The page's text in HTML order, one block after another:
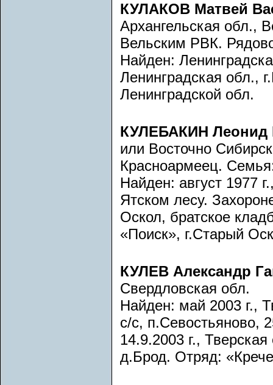
КУЛАКОВ Матвей
Архангельская обл.,
Вельским РВК.
Найден:
Ленинградская обл.,
Ленинградской обл.
КУЛЕБАКИН Леонид
или Восточно
Красноармеец.
Найден: август 1977
Ятском лесу.
Оскол, братское
«Поиск», г.Старый
КУЛЕВ Александр
Свердловская обл.
Найден: май 2003 г.,
с/с, п.Севостьяново,
14.9.2003 г.,
д.Брод. Отряд: